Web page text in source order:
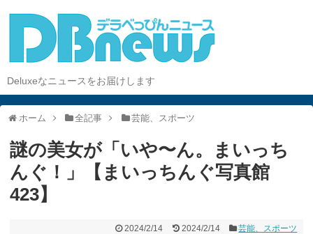
Deluxeなニュースをお届けします
ホーム 全記事 芸能、スポーツ
謎の美女が「いや〜ん。まいっち
んぐ！」【まいっちんぐ写真館
423】
2024/2/14 2024/2/14 芸能、スポーツ